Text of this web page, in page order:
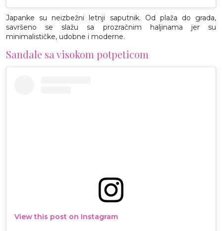
Japanke su neizbežni letnji saputnik. Od plaža do grada,
savršeno se slažu sa prozračnim haljinama jer su
minimalističke, udobne i moderne.
Sandale sa visokom potpeticom
View this post on Instagram